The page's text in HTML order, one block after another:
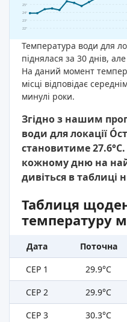
22°
23°
24°
25°
Температура води для
піднялася за 30 днів,
На даний момент
місці відповідає
минулі роки.
Згідно з нашим
води для локації
становитиме
кожному дню на
дивіться в таблиці
Таблиця
температуру
Дата Поточна
СЕР 1
29.9°C
СЕР 2
29.9°C
СЕР 3
30.3°C